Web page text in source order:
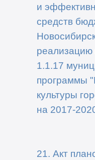
и
средств
реализацию
1.1.17
программы
культуры
на 2017-
21. Акт